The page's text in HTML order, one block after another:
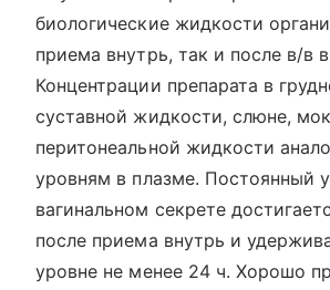
биологические жидкости
приема внутрь, так и после в/в
Концентрации препарата в
суставной жидкости, слюне,
перитонеальной жидкости
уровням в плазме. Постоянный
вагинальном секрете
после приема внутрь и
уровне не менее 24 ч. Хорошо